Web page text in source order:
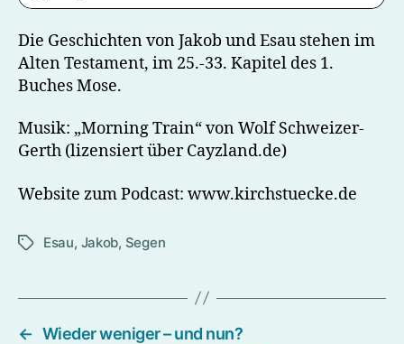
Die Geschichten von Jakob und Esau stehen im
Alten Testament, im 25.-33. Kapitel des 1.
Buches Mose.
Musik: „Morning Train“ von Wolf Schweizer-
Gerth (lizensiert über Cayzland.de)
Website zum Podcast: www.kirchstuecke.de
Schlagwörter
Esau, Jakob, Segen
← Wieder weniger – und nun?